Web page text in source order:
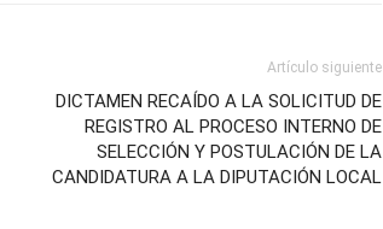
Artículo siguiente
DICTAMEN RECAÍDO A LA SOLICITUD DE
REGISTRO AL PROCESO INTERNO DE
SELECCIÓN Y POSTULACIÓN DE LA
CANDIDATURA A LA DIPUTACIÓN LOCAL